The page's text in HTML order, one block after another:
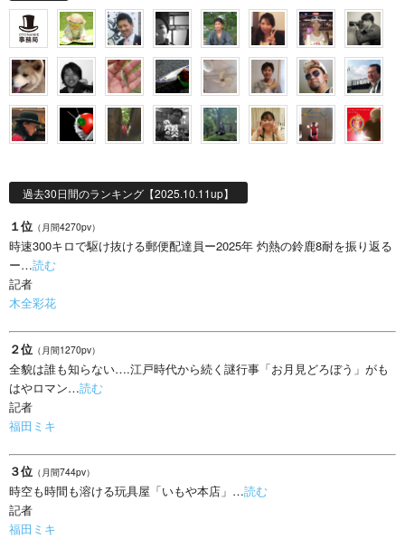
過去30日間のランキング【2025.10.11up】
１位 （月間4270pv）
時速300キロで駆け抜ける郵便配達員ー2025年 灼熱の鈴鹿8耐を振り返る
ー…読む
記者
木全彩花
２位 （月間1270pv）
全貌は誰も知らない….江戸時代から続く謎行事「お月見どろぼう」がも
はやロマン…読む
記者
福田ミキ
３位 （月間744pv）
時空も時間も溶ける玩具屋「いもや本店」…読む
記者
福田ミキ